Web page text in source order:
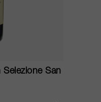
San